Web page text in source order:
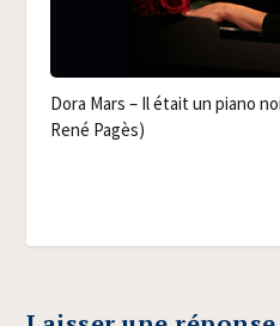
Dora Mars – Il était un pia­no
René Pagès)